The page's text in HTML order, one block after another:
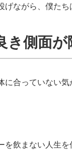
ながら、僕たち
き側面が
に合っていない気
飲まない人生